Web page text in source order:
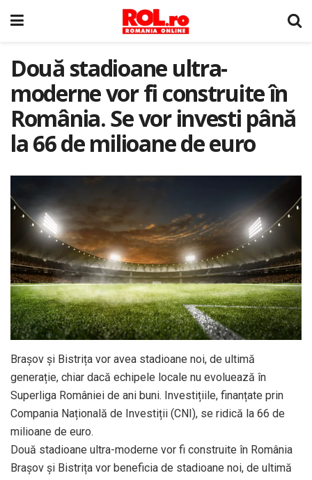
Două stadioane ultra-
moderne vor fi construite în
România. Se vor investi până
la 66 de milioane de euro
Brașov și Bistrița vor avea stadioane noi, de ultimă
generație, chiar dacă echipele locale nu evoluează în
Superliga României de ani buni. Investițiile, finanțate prin
Compania Națională de Investiții (CNI), se ridică la 66 de
milioane de euro.
Două stadioane ultra-moderne vor fi construite în România
Brașov și Bistrița vor beneficia de stadioane noi, de ultimă